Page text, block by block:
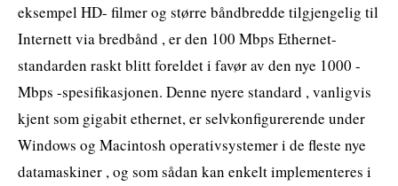
eksempel HD- filmer og større båndbredde tilgjengelig til
Internett via bredbånd , er den 100 Mbps Ethernet-
standarden raskt blitt foreldet i favør av den nye 1000 -
Mbps -spesifikasjonen. Denne nyere standard , vanligvis
kjent som gigabit ethernet, er selvkonfigurerende under
Windows og Macintosh operativsystemer i de fleste nye
datamaskiner , og som sådan kan enkelt implementeres i